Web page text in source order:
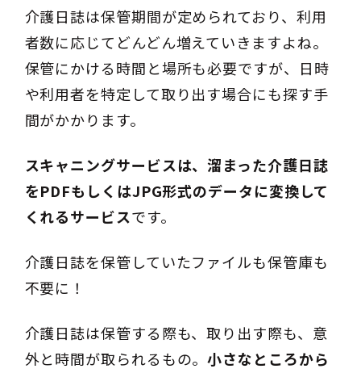
介護日誌は保管期間が定められており、利用
者数に応じてどんどん増えていきますよね。
保管にかける時間と場所も必要ですが、日時
や利用者を特定して取り出す場合にも探す手
間がかかります。
スキャニングサービスは、溜まった介護日誌
をPDFもしくはJPG形式のデータに変換して
くれるサービスです。
介護日誌を保管していたファイルも保管庫も
不要に！
介護日誌は保管する際も、取り出す際も、意
外と時間が取られるもの。小さなところから